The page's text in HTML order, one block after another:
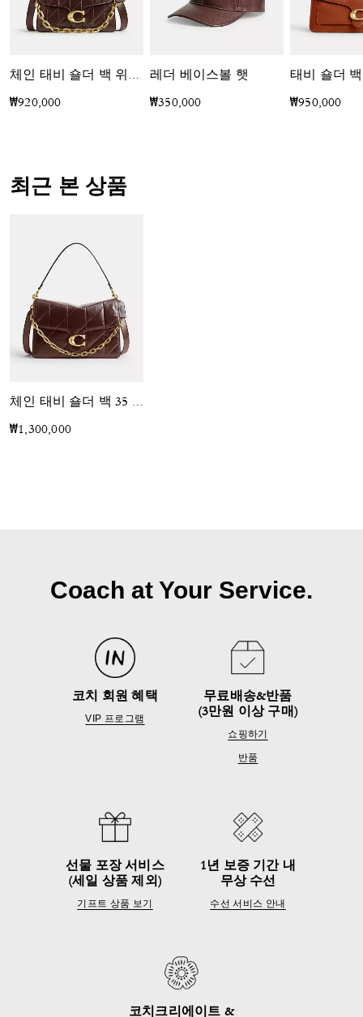
체인 태비 숄더 백 위드 퀼팅
₩920,000
레더 베이스볼 햇
₩350,000
태비 숄더
₩950,000
최근 본 상품
체인 태비 숄더 백 35 위드 퀼팅
₩1,300,000
Coach at Your Service.
코치 회원 혜택
VIP 프로그램
무료배송&반품
(3만원 이상 구매)
쇼핑하기
반품
선물 포장 서비스
(세일 상품 제외)
기프트 상품 보기
1년 보증 기간 내
무상 수선
수선 서비스 안내
코치크리에이트 &